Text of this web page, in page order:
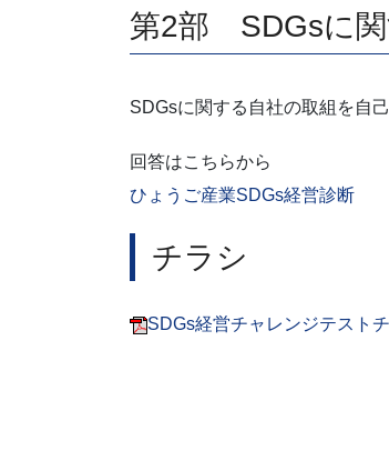
第2部 SDGsに関
SDGsに関する自社の取組を自
回答はこちらから
ひょうご産業SDGs経営診断
チラシ
SDGs経営チャレンジテスト